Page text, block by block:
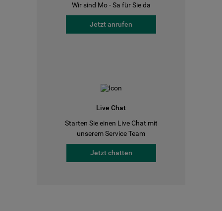
Wir sind Mo - Sa für Sie da
Jetzt anrufen
Live Chat
Starten Sie einen Live Chat mit
unserem Service Team
Jetzt chatten